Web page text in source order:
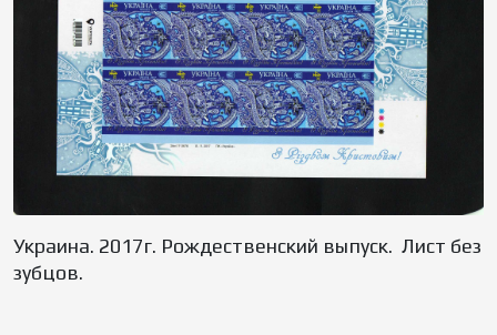
Украина. 2017г. Рождественский выпуск. Лист без
зубцов.